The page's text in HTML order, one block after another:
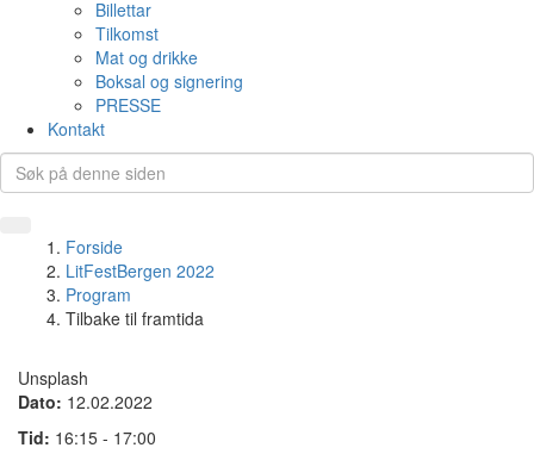
Billettar
Tilkomst
Mat og drikke
Boksal og signering
PRESSE
Kontakt
Forside
LitFestBergen 2022
Program
Tilbake til framtida
Unsplash
Dato: 12.02.2022
Tid: 16:15 - 17:00